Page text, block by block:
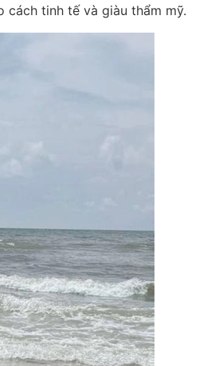
cách tinh tế và giàu thẩm mỹ.